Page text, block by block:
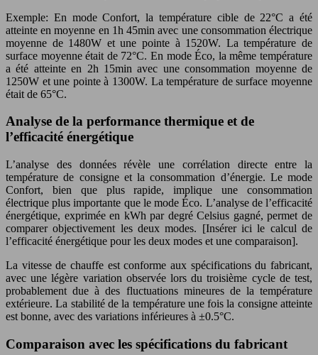
Exemple: En mode Confort, la température cible de 22°C a été
atteinte en moyenne en 1h 45min avec une consommation électrique
moyenne de 1480W et une pointe à 1520W. La température de
surface moyenne était de 72°C. En mode Éco, la même température
a été atteinte en 2h 15min avec une consommation moyenne de
1250W et une pointe à 1300W. La température de surface moyenne
était de 65°C.
Analyse de la performance thermique et de
l’efficacité énergétique
L’analyse des données révèle une corrélation directe entre la
température de consigne et la consommation d’énergie. Le mode
Confort, bien que plus rapide, implique une consommation
électrique plus importante que le mode Éco. L’analyse de l’efficacité
énergétique, exprimée en kWh par degré Celsius gagné, permet de
comparer objectivement les deux modes. [Insérer ici le calcul de
l’efficacité énergétique pour les deux modes et une comparaison].
La vitesse de chauffe est conforme aux spécifications du fabricant,
avec une légère variation observée lors du troisième cycle de test,
probablement due à des fluctuations mineures de la température
extérieure. La stabilité de la température une fois la consigne atteinte
est bonne, avec des variations inférieures à ±0.5°C.
Comparaison avec les spécifications du fabricant